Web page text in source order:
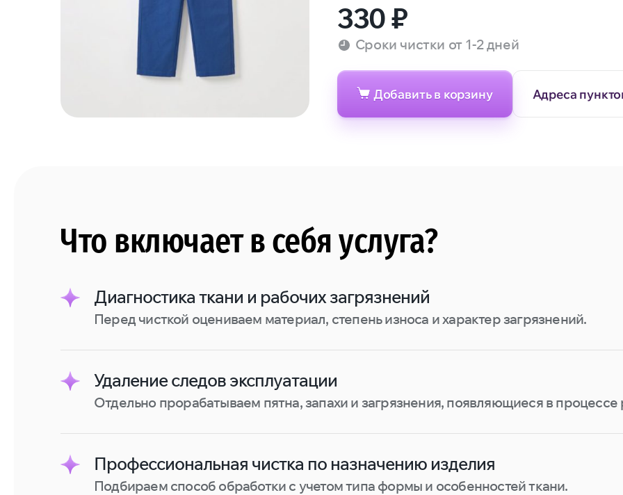
330₽
Сроки чистки от 1-2 дней
Добавить в корзину Адреса
Что включает в себя услуга?
Диагностика ткани и рабочих загрязнений
Перед чисткой оцениваем материал, степень износа и характер загрязнений.
Удаление следов эксплуатации
Отдельно прорабатываем пятна, запахи и загрязнения, появляющиеся в процессе
Профессиональная чистка по назначению изделия
Подбираем способ обработки с учетом типа формы и особенностей ткани.